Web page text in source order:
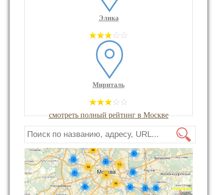
Элика
Мириталь
смотреть полный рейтинг в Москве